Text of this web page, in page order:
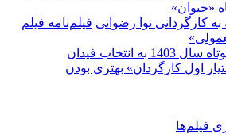
«حیوان»
فیلم‌نامه فیلم
انتخاب فیدان
فیلم‌ها